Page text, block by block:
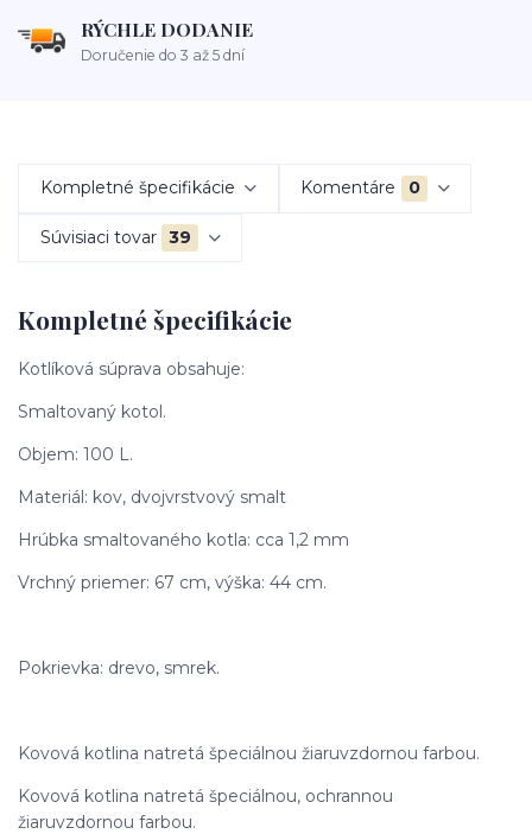
RÝCHLE DODANIE
Doručenie do 3 až 5 dní
Kompletné špecifikácie Komentáre 0
Súvisiaci tovar 39
Kompletné špecifikácie
Kotlíková súprava obsahuje:
Smaltovaný kotol.
Objem: 100 L.
Materiál: kov, dvojvrstvový smalt
Hrúbka smaltovaného kotla: cca 1,2 mm
Vrchný priemer: 67 cm, výška: 44 cm.
Pokrievka: drevo, smrek.
Kovová kotlina natretá špeciálnou žiaruvzdornou farbou.
Kovová kotlina natretá špeciálnou, ochrannou
žiaruvzdornou farbou.